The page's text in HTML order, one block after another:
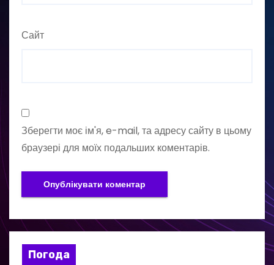
Сайт
Зберегти моє ім'я, e-mail, та адресу сайту в цьому
браузері для моїх подальших коментарів.
Погода